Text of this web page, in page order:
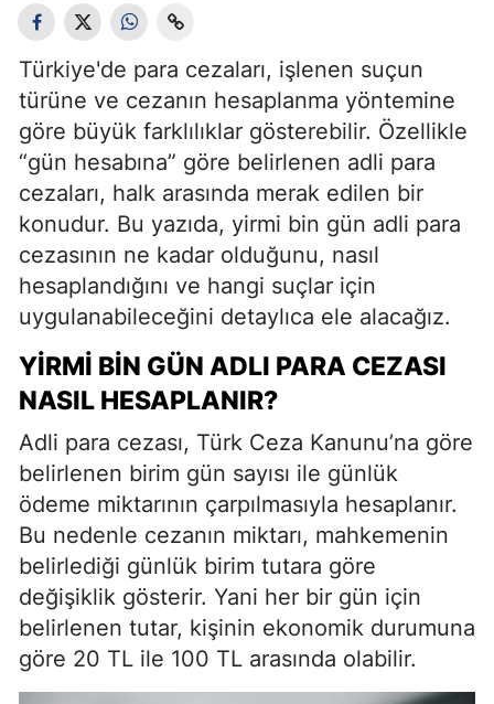
Türkiye'de para cezaları, işlenen suçun
türüne ve cezanın hesaplanma yöntemine
göre büyük farklılıklar gösterebilir. Özellikle
“gün hesabına” göre belirlenen adli para
cezaları, halk arasında merak edilen bir
konudur. Bu yazıda, yirmi bin gün adli para
cezasının ne kadar olduğunu, nasıl
hesaplandığını ve hangi suçlar için
uygulanabileceğini detaylıca ele alacağız.
YIRMI BIN GÜN ADLI PARA CEZASI
NASIL HESAPLANIR?
Adli para cezası, Türk Ceza Kanunu’na göre
belirlenen birim gün sayısı ile günlük
ödeme miktarının çarpılmasıyla hesaplanır.
Bu nedenle cezanın miktarı, mahkemenin
belirlediği günlük birim tutara göre
değişiklik gösterir. Yani her bir gün için
belirlenen tutar, kişinin ekonomik durumuna
göre 20 TL ile 100 TL arasında olabilir.